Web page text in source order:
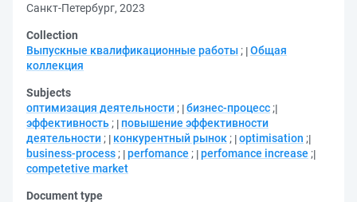
Санкт-Петербург, 2023
Collection
Выпускные квалификационные работы ; Общая
коллекция
Subjects
оптимизация деятельности ; бизнес-процесс ;
эффективность ;
повышение эффективности
деятельности ; конкурентный рынок ; optimisation ;
business-process ; perfomance ; perfomance increase ;
competetive market
Document type